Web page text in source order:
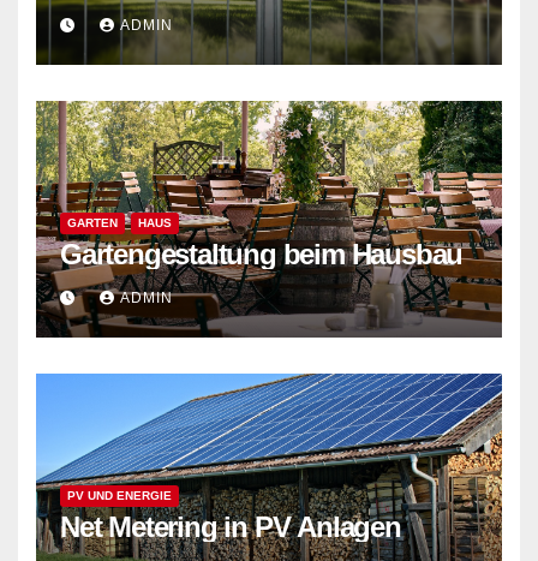
ADMIN
GARTEN HAUS
Gartengestaltung beim Hausbau
ADMIN
PV UND ENERGIE
Net Metering in PV Anlagen